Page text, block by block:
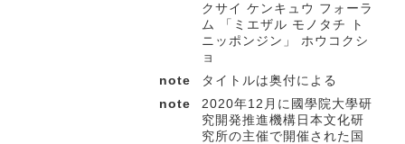
クサイ ケンキュウ フォーラ
ム 「ミエザル モノタチ ト
ニッポンジン」 ホウコクシ
ョ
note
タイトルは奥付による
note
2020年12月に國學院大學研
究開発推進機構日本文化研
究所の主催で開催された国